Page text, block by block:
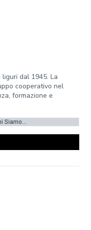
dal 1945. La
cooperativo nel
formazione e
Siamo...